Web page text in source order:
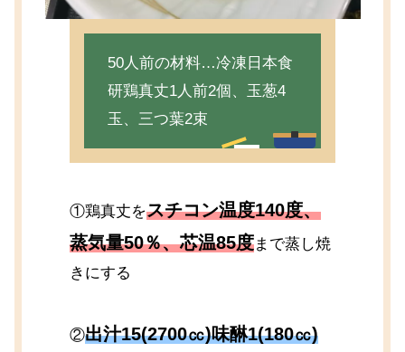
50人前の材料…冷凍日本食
研鶏真丈1人前2個、玉葱4
玉、三つ葉2束
①鶏真丈をスチコン温度140度、
蒸気量50％、芯温85度まで蒸し焼
きにする
②出汁15(2700㏄)味醂1(180㏄)